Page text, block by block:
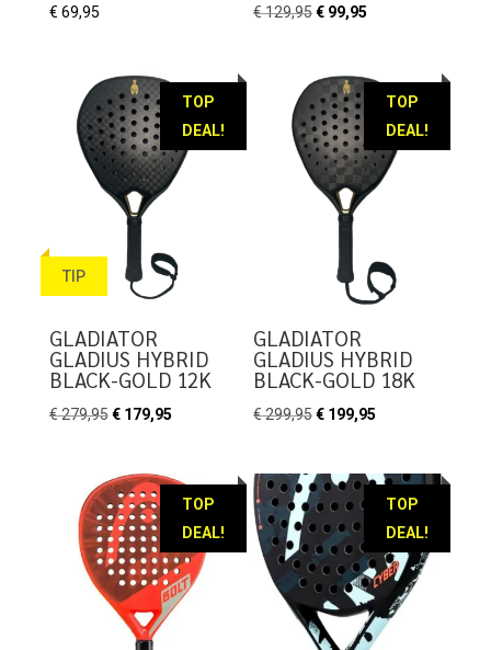
€ 69,95 €129,95Oorspronkelijke
€ 129,95.
€ 99,95
€ 99,95.
TOP
DEAL!
TIP
GLADIATOR
GLADIUS HYBRID
BLACK-GOLD 12K
€279,95 Oorspronkelijke
was:
€ 279,95.
€179,95Huidige
€ 179,95.
TOP
DEAL!
GLADIATOR
GLADIUS HYBRID
BLACK-GOLD 18K
€299,95Oorspronkelijke
was:
€ 299,95.
€ 199,95
is:
€ 199,95.
TOP
DEAL!
TOP
DEAL!